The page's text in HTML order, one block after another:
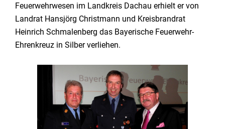
Feuerwehrwesen im Landkreis Dachau erhielt er von
Landrat Hansjörg Christmann und Kreisbrandrat
Heinrich Schmalenberg das Bayerische Feuerwehr-
Ehrenkreuz in Silber verliehen.